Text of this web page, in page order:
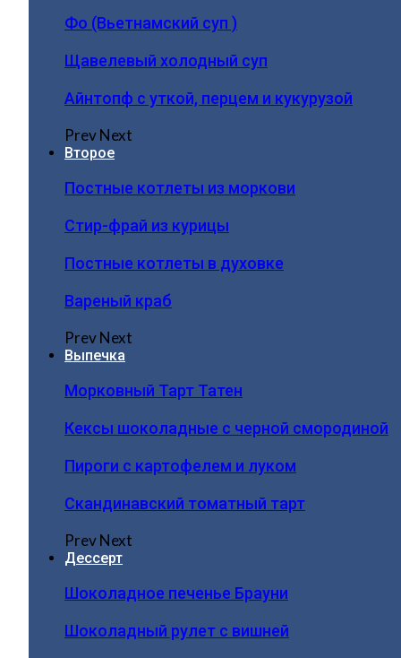
Фо (Вьетнамский суп )
Щавелевый холодный суп
Айнтопф с уткой, перцем и кукурузой
PrevNext
Второе
Постные котлеты из моркови
Стир-фрай из курицы
Постные котлеты в духовке
Вареный краб
PrevNext
Выпечка
Морковный Тарт Татен
Кексы шоколадные с черной смородиной
Пироги c картофелем и луком
Скандинавский томатный тарт
PrevNext
Дессерт
Шоколадное печенье Брауни
Шоколадный рулет с вишней